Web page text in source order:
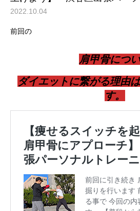
2022.10.04
前回の
肩甲骨につ
ダイエットに繋がる理由
す。